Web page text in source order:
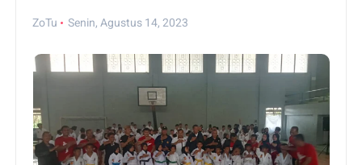
ZoTu Senin, Agustus 14, 2023